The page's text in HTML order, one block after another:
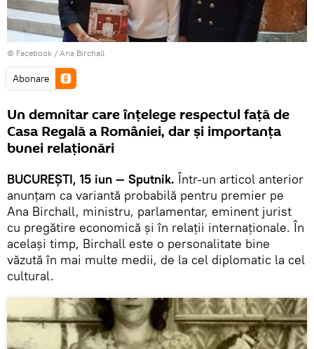
© Facebook / Ana Birchall
Abonare
Un demnitar care înțelege respectul față de
Casa Regală a României, dar și importanța
bunei relaționări
BUCUREȘTI, 15 iun — Sputnik. Într-un articol anterior
anunțam ca variantă probabilă pentru premier pe
Ana Birchall, ministru, parlamentar, eminent jurist
cu pregătire economică și în relații internaționale. În
același timp, Birchall este o personalitate bine
văzută în mai multe medii, de la cel diplomatic la cel
cultural.